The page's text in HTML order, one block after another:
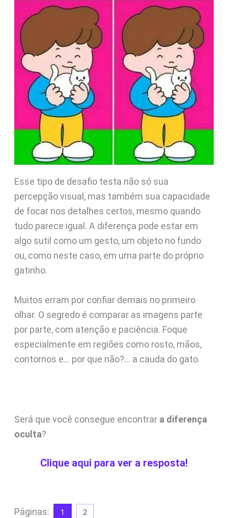
Esse tipo de desafio testa não só sua
percepção visual, mas também sua capacidade
de focar nos detalhes certos, mesmo quando
tudo parece igual. A diferença pode estar em
algo sutil como um gesto, um objeto no fundo
ou, como neste caso, em uma parte do próprio
gatinho.
Muitos erram por confiar demais no primeiro
olhar. O segredo é comparar as imagens parte
por parte, com atenção e paciência. Foque
especialmente em regiões como rosto, mãos,
contornos e… por que não?… a cauda do gato.
Será que você consegue encontrar a diferença
oculta?
Clique aqui para ver a resposta!
Páginas: 1 2